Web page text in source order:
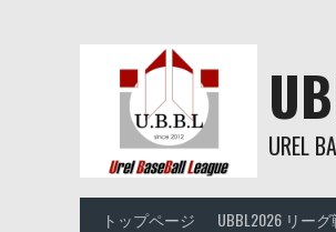
UREL
トップページ UBBL2026 リー